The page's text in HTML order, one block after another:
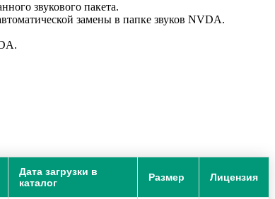
звукового пакета.
замены в папке звуков NVDA.
Дата загрузки в
каталог
Размер Лицензия